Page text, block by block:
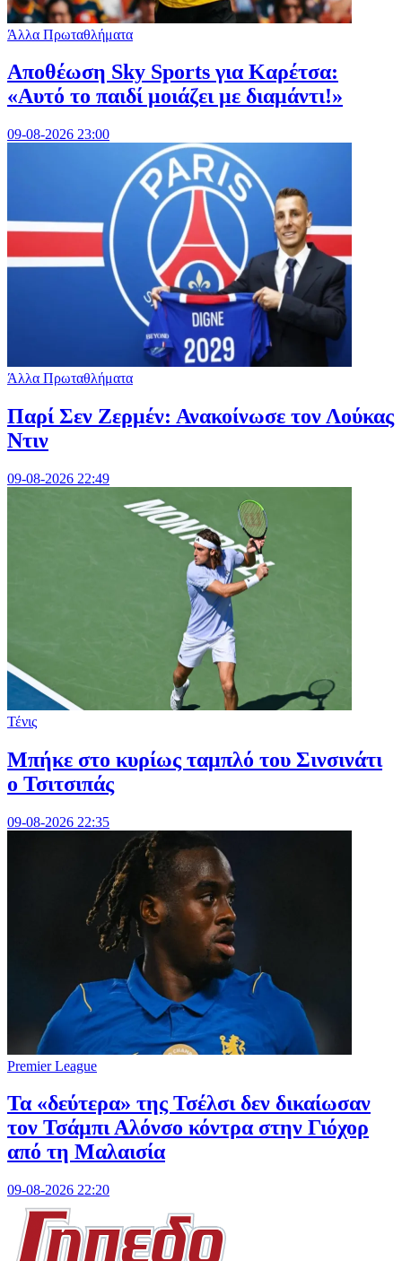
Άλλα Πρωταθλήματα
Αποθέωση Sky Sports για Καρέτσα:
«Αυτό το παιδί μοιάζει με διαμάντι!»
09-08-2026 23:00
Άλλα Πρωταθλήματα
Παρί Σεν Ζερμέν: Ανακοίνωσε τον Λούκας
Ντιν
09-08-2026 22:49
Τένις
Mπήκε στο κυρίως ταμπλό του Σινσινάτι
ο Τσιτσιπάς
09-08-2026 22:35
Premier League
Τα «δεύτερα» της Τσέλσι δεν δικαίωσαν
τον Τσάμπι Αλόνσο κόντρα στην Γιόχορ
από τη Μαλαισία
09-08-2026 22:20